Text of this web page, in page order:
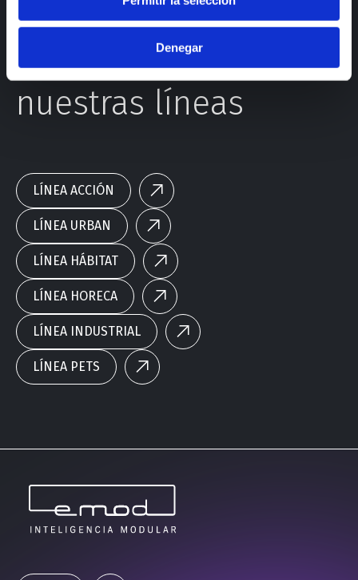
Denegar
Conoce todas
nuestras líneas
LÍNEA ACCIÓN
LÍNEA URBAN
LÍNEA HÁBITAT
LÍNEA HORECA
LÍNEA INDUSTRIAL
LÍNEA PETS